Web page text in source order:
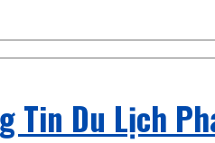
Tin Du Lịch